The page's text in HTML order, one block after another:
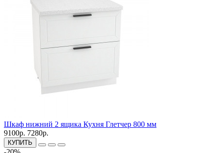
Шкаф нижний 2 ящика Кухня Глетчер 800 мм
9100р. 7280р.
КУПИТЬ